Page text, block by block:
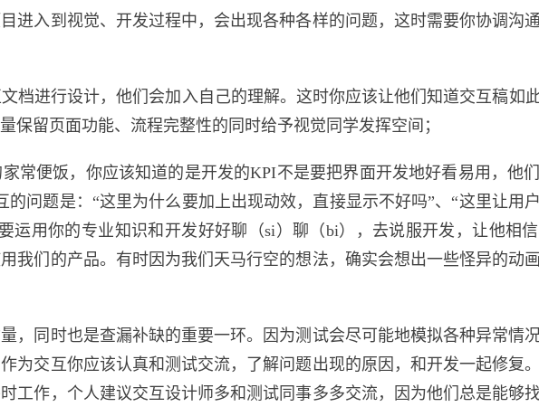
进入到视觉、开发过程中，会出现各种各样的问题，这时需要你协调沟
档进行设计，他们会加入自己的理解。这时你应该让他们知道交互稿如
保留页面功能、流程完整性的同时给予视觉同学发挥空间；
常便饭，你应该知道的是开发的KPI不是要把界面开发地好看易用，他
问题是：“这里为什么要加上出现动效，直接显示不好吗”、“这里让用
运用你的专业知识和开发好好聊（si）聊（bi），去说服开发，让他相
我们的产品。有时因为我们天马行空的想法，确实会想出一些怪异的动
，同时也是查漏补缺的重要一环。因为测试会尽可能地模拟各种异常情
为交互你应该认真和测试交流，了解问题出现的原因，和开发一起修复
工作，个人建议交互设计师多和测试同事多多交流，因为他们总是能够